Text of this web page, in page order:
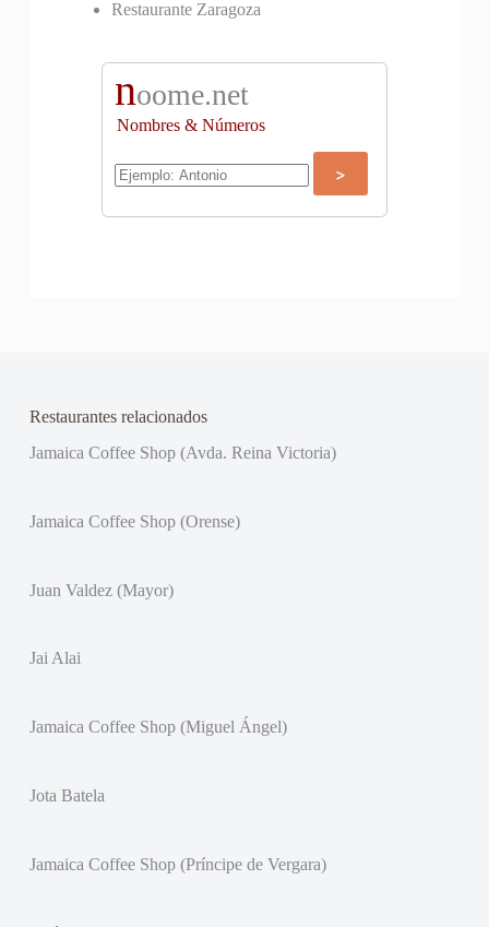
Restaurante Zaragoza
noome.net
Nombres & Números
Restaurantes relacionados
Jamaica Coffee Shop (Avda. Reina Victoria)
Jamaica Coffee Shop (Orense)
Juan Valdez (Mayor)
Jai Alai
Jamaica Coffee Shop (Miguel Ángel)
Jota Batela
Jamaica Coffee Shop (Príncipe de Vergara)